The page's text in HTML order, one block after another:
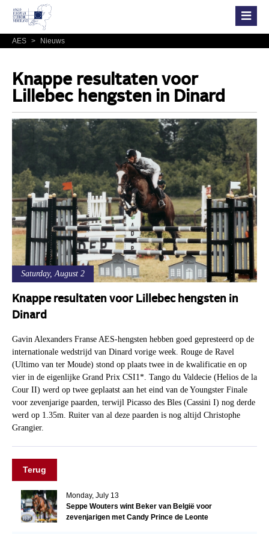
AES > Nieuws
Knappe resultaten voor
Lillebec hengsten in Dinard
Saturday, August 2
Knappe resultaten voor Lillebec hengsten in
Dinard
Gavin Alexanders Franse AES-hengsten hebben goed gepresteerd op de
internationale wedstrijd van Dinard vorige week. Rouge de Ravel
(Ultimo van ter Moude) stond op plaats twee in de kwalificatie en op
vier in de eigenlijke Grand Prix CSI1*. Tango du Valdecie (Helios de la
Cour II) werd op twee geplaatst aan het eind van de Youngster Finale
voor zevenjarige paarden, terwijl Picasso des Bles (Cassini I) nog derde
werd op 1.35m. Ruiter van al deze paarden is nog altijd Christophe
Grangier.
Terug
Monday, July 13
Seppe Wouters wint Beker van België voor
zevenjarigen met Candy Prince de Leonte